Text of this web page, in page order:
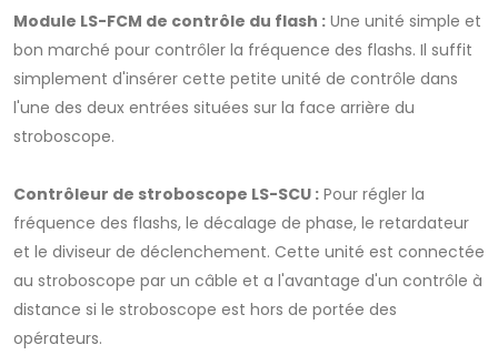
Module LS-FCM de contrôle du flash : Une unité simple et
bon marché pour contrôler la fréquence des ﬂashs. Il suffit
simplement d'insérer cette petite unité de contrôle dans
l'une des deux entrées situées sur la face arrière du
stroboscope.
Contrôleur de stroboscope LS-SCU : Pour régler la
fréquence des ﬂashs, le décalage de phase, le retardateur
et le diviseur de déclenchement. Cette unité est connectée
au stroboscope par un câble et a l'avantage d'un contrôle à
distance si le stroboscope est hors de portée des
opérateurs.